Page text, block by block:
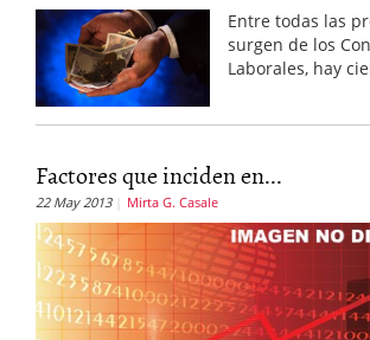
Entre todas las
surgen de los
Laborales, hay
Factores que inciden en...
22 May 2013 Mirta G. Casale